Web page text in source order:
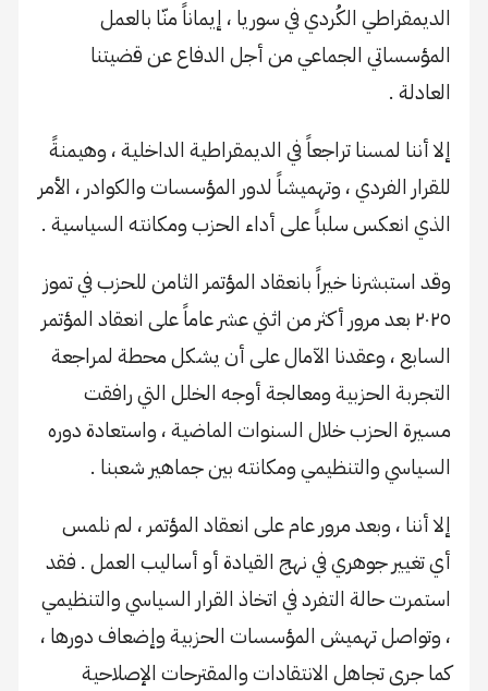
الديمقراطي الكُردي في سوريا ، إيماناً منّا بالعمل
المؤسساتي الجماعي من أجل الدفاع عن قضيتنا
العادلة .
إلا أننا لمسنا تراجعاً في الديمقراطية الداخلية ، وهيمنةً
للقرار الفردي ، وتهميشاً لدور المؤسسات والكوادر ، الأمر
الذي انعكس سلباً على أداء الحزب ومكانته السياسية .
وقد استبشرنا خيراً بانعقاد المؤتمر الثامن للحزب في تموز
٢٠٢٥ بعد مرور أكثر من اثني عشر عاماً على انعقاد المؤتمر
السابع ، وعقدنا الآمال على أن يشكل محطة لمراجعة
التجربة الحزبية ومعالجة أوجه الخلل التي رافقت
مسيرة الحزب خلال السنوات الماضية ، واستعادة دوره
السياسي والتنظيمي ومكانته بين جماهير شعبنا .
إلا أننا ، وبعد مرور عام على انعقاد المؤتمر ، لم نلمس
أي تغيير جوهري في نهج القيادة أو أساليب العمل . فقد
استمرت حالة التفرد في اتخاذ القرار السياسي والتنظيمي
، وتواصل تهميش المؤسسات الحزبية وإضعاف دورها ،
كما جرى تجاهل الانتقادات والمقترحات الإصلاحية